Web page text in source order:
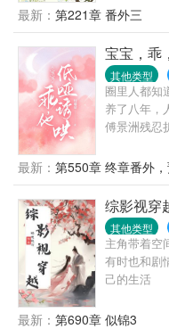
教！大家如
饥肠辘辘的
来烤着吃，
口，揭开一
可口的红苕
物的篮子，
螺夫郎……
最新： 第221章 番外三
宝宝，乖
其他类型
圈里人都知
养了八年，
傅景洲残忍
却不想，她
人陆屿结
洲养了八年
腻了就一脚
——视频中，
得她眼尾泛
一顿：“晚
细细发颤，
最新： 第550章 终章番外
综影视穿
其他类型
主角带着空
有时也和剧
己的生活
最新： 第690章 似锦3